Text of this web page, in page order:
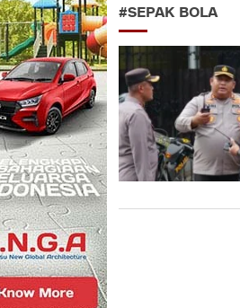
#SEPAK BOLA